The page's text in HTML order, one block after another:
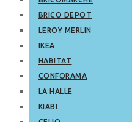
BRICO DEPOT
LEROY MERLIN
IKEA
HABITAT
CONFORAMA
LA HALLE
KIABI